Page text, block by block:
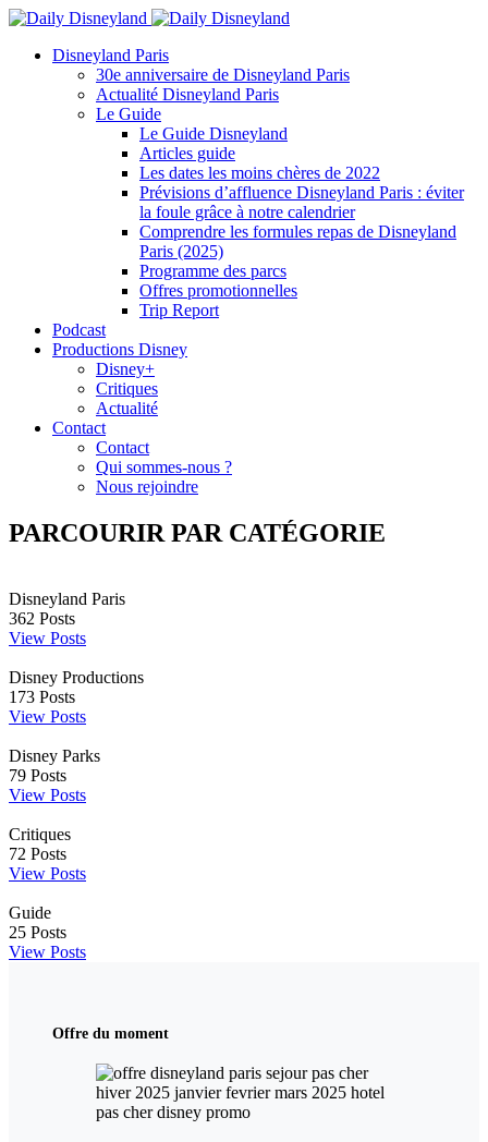
Disneyland Paris
30e anniversaire de Disneyland Paris
Actualité Disneyland Paris
Le Guide
Le Guide Disneyland
Articles guide
Les dates les moins chères de 2022
Prévisions d’affluence Disneyland Paris : éviter
la foule grâce à notre calendrier
Comprendre les formules repas de Disneyland
Paris (2025)
Programme des parcs
Offres promotionnelles
Trip Report
Podcast
Productions Disney
Disney+
Critiques
Actualité
Contact
Contact
Qui sommes-nous ?
Nous rejoindre
PARCOURIR PAR CATÉGORIE
Disneyland Paris
362 Posts
View Posts
Disney Productions
173 Posts
View Posts
Disney Parks
79 Posts
View Posts
Critiques
72 Posts
View Posts
Guide
25 Posts
View Posts
Offre du moment